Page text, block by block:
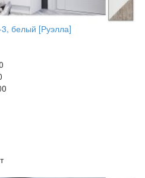
белый [Руэлла]